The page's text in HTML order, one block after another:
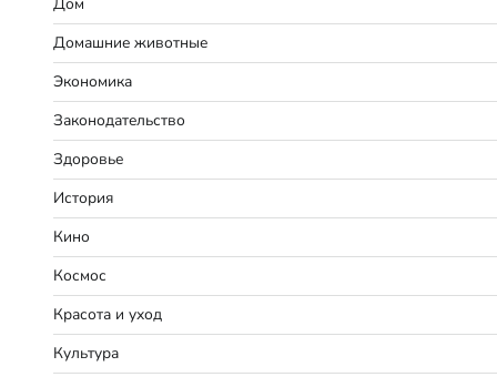
Домашние животные
Экономика
Законодательство
Здоровье
История
Кино
Космос
Красота и уход
Культура